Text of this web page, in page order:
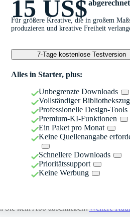
15 US$abgerechnet
Für größere Kreative, die in großem
produzieren und kreative Freiheit
7-Tage kostenlose Testversion
Alles in Starter, plus:
Unbegrenzte Downloads
Vollständiger
Professionelle Design-Tools
Premium-KI-Funktionen
Ein Paket pro Monat
Keine Quellenangabe
Schnellere Downloads
Prioritätssupport
Keine Werbung
Sie kein Abo abschließen?Weitere